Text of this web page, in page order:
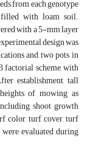
from each genotype
with loam soil.
with a 5-mm layer
design was
and two pots in
factorial scheme, with
establishment, tall
of mowing as
shoot growth
color, turf cover, turf
evaluated during